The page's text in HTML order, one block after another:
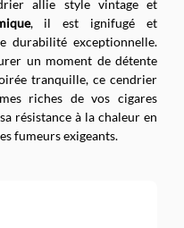
allie style vintage et
, il est ignifugé et
durabilité exceptionnelle.
un moment de détente
tranquille, ce cendrier
riches de vos cigares
résistance à la chaleur en
fumeurs exigeants.